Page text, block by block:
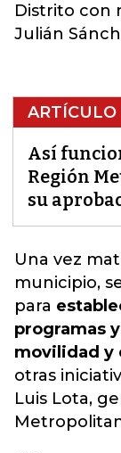
Distrito con
Julián
ARTÍCULO
Así
Región
su
Una vez
municipio,
para
programas
movilidad y
otras
Luis Lota,